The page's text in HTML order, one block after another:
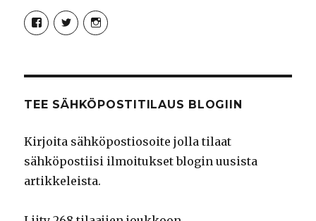
Näytä
Syncro89Photography:n
profiili
Näytä
MikaelJohnsson:n
profiili
Näytä
syncro89:n
TEE SÄHKÖPOSTITILAUS BLOGIIN
Kirjoita sähköpostiosoite jolla tilaat
sähköpostiisi ilmoitukset blogin uusista
artikkeleista.